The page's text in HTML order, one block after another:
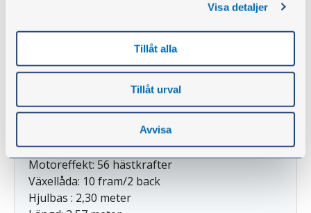
Visa detaljer
Tillåt alla
Tillåt urval
Avvisa
Tillverkare: AB Bolinder-Munktell. Eskilstuna.
Tillverkades: 1959-1967
Antal tillverkade traktorer: 26.815.
Antal tillverkade industri, 3501: 1.224
Antal tillverkade 350PKD: 400.
Antal tillverkade enheter till ÖSA, Livab och
Lundbergs: cirka 10.000
Motor: Trecylindrig vattenkyld 1113TR-diesel
Cylindervolym: 3,78 liter
Motoreffekt: 56 hästkrafter
Växellåda: 10 fram/2 back
Hjulbas : 2,30 meter